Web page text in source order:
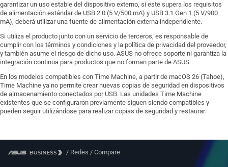
garantizar un uso estable del dispositivo externo, si este supera los requisitos
de alimentación estándar de USB 2.0 (5 V/500 mA) y USB 3.1 Gen 1 (5 V/900
mA), deberá utilizar una fuente de alimentación externa independiente.
Si utiliza el producto junto con un servicio de terceros, es responsable de
cumplir con los términos y condiciones y la política de privacidad del proveedor,
y también asume el riesgo de dicho uso. ASUS no ofrece soporte ni garantiza la
integración continua para productos que no forman parte de ASUS.
En los modelos compatibles con Time Machine, a partir de macOS 26 (Tahoe),
Time Machine ya no permite crear nuevas copias de seguridad en dispositivos
de almacenamiento conectados por USB. Las unidades Time Machine
existentes que se configuraron previamente siguen siendo compatibles y
pueden seguir utilizándose para realizar copias de seguridad y restaurar.
/ Redes / Compare